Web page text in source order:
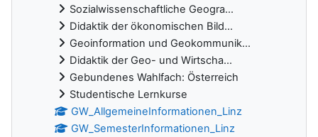
Sozialwissenschaftliche Geogra...
Didaktik der ökonomischen Bild...
Geoinformation und Geokommunik...
Didaktik der Geo- und Wirtscha...
Gebundenes Wahlfach: Österreich
Studentische Lernkurse
GW_AllgemeineInformationen_Linz
GW_SemesterInformationen_Linz